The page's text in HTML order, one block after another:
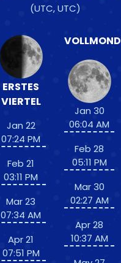
(UTC, UTC)
ERSTES
VIERTEL
Jan 22
07:24 PM
Feb 21
03:11 PM
Mar 23
07:34 AM
Apr 21
07:51 PM
VOLLMOND
Jan 30
06:04 AM
Feb 28
05:11 PM
Mar 30
02:27 AM
Apr 28
10:37 AM